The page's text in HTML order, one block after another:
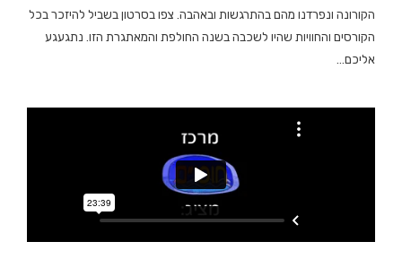
הקורונה ונפרדנו מהם בהתרגשות ובאהבה. צפו בסרטון בשביל להיזכר בכל
הקורסים והחוויות שהיו לשכבה בשנה החולפת והמאתגרת הזו. נתגעגע
אליכם…